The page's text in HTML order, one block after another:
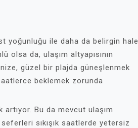
yoğunluğu ile daha da belirgin hale
olsa da, ulaşım altyapısının
güzel bir plajda güneşlenmek
beklemek zorunda
artıyor. Bu da mevcut ulaşım
sıkışık saatlerde yetersiz